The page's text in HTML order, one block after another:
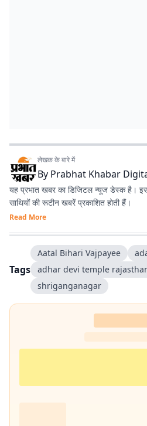
लेखक के बारे में
By Prabhat Khabar
यह प्रभात खबर का डिजिटल न्यूज डेस्क है।
साथियों की रूटीन खबरें प्रकाशित होती हैं।
Read More
Tags
Aatal Bihari Vajpayee
adhar devi temple
shriganganagar